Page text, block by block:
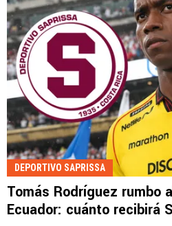
DEPORTIVO SAPRISSA
Tomás Rodríguez rumbo
Ecuador: cuánto recibirá